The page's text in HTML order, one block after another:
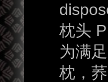
枕头
为满
枕，